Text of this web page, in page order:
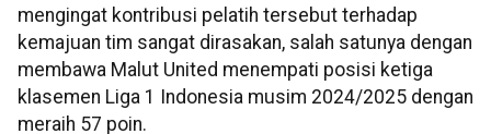
mengingat kontribusi pelatih tersebut terhadap
kemajuan tim sangat dirasakan, salah satunya dengan
membawa Malut United menempati posisi ketiga
klasemen Liga 1 Indonesia musim 2024/2025 dengan
meraih 57 poin.